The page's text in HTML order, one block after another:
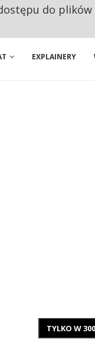
EXPLAINERY
TYLKO W
do plików